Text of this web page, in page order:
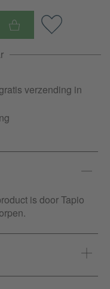
verzending in
is door Tapio